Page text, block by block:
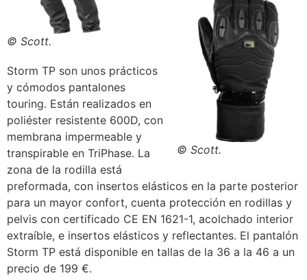
© Scott.
© Scott.
Storm TP son unos prácticos
y cómodos pantalones
touring. Están realizados en
poliéster resistente 600D, con
membrana impermeable y
transpirable en TriPhase. La
zona de la rodilla está
preformada, con insertos elásticos en la parte posterior
para un mayor confort, cuenta protección en rodillas y
pelvis con certificado CE EN 1621-1, acolchado interior
extraíble, e insertos elásticos y reflectantes. El pantalón
Storm TP está disponible en tallas de la 36 a la 46 a un
precio de 199 €.